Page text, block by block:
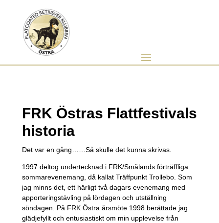
FRK Östras Flattfestivals
historia
Det var en gång……Så skulle det kunna skrivas.
1997 deltog undertecknad i FRK/Smålands förträffliga
sommarevenemang, då kallat Träffpunkt Trollebo. Som
jag minns det, ett härligt två dagars evenemang med
apporteringstävling på lördagen och utställning
söndagen. På FRK Östra årsmöte 1998 berättade jag
glädjefyllt och entusiastiskt om min upplevelse från